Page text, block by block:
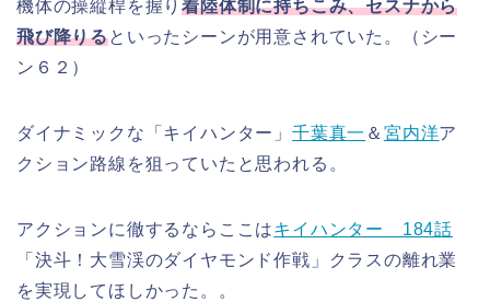
機体の操縦桿を握り着陸体制に持ちこみ、セスナから
飛び降りるといったシーンが用意されていた。（シー
ン６２）
ダイナミックな「キイハンター」千葉真一 ＆宮内洋ア
クション路線を狙っていたと思われる。
アクションに徹するならここはキイハンター 184話
「決斗！大雪渓のダイヤモンド作戦」クラスの離れ業
を実現してほしかった。。